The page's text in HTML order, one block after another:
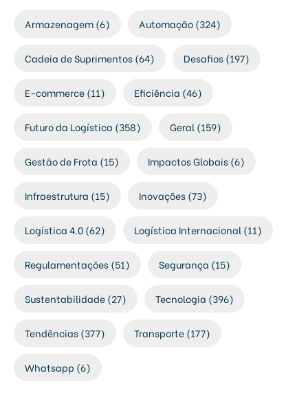
Armazenagem(6) Automação(324)
Cadeia de Suprimentos(64) Desafios(197)
E-commerce(11) Eficiência (46)
Futuro da Logística (358) Geral (159)
Gestão de Frota (15) Impactos Globais(6)
Infraestrutura (15) Inovações(73)
Logística 4.0(62) Logística Internacional (11)
Regulamentações(51) Segurança (15)
Sustentabilidade(27) Tecnologia (396)
Tendências(377) Transporte(177)
Whatsapp (6)